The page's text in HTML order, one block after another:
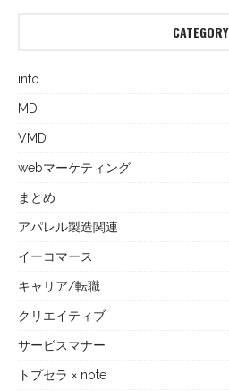
CATEGORY
info
MD
VMD
webマーケティング
まとめ
アパレル製造関連
イーコマース
キャリア/転職
クリエイティブ
サービスマナー
トプセラ × note